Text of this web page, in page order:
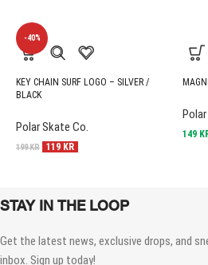
-40%
KEY CHAIN SURF LOGO – SILVER /
BLACK
Polar Skate Co.
199KR 119 KR
149
STAY IN THE LOOP
Get the latest news, exclusive drops, and
inbox. Sign up today!